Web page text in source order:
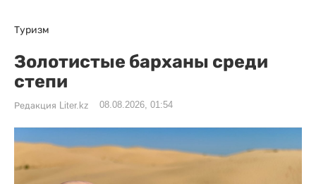
Туризм
Золотистые барханы среди
степи
Редакция Liter.kz 08.08.2026, 01:54